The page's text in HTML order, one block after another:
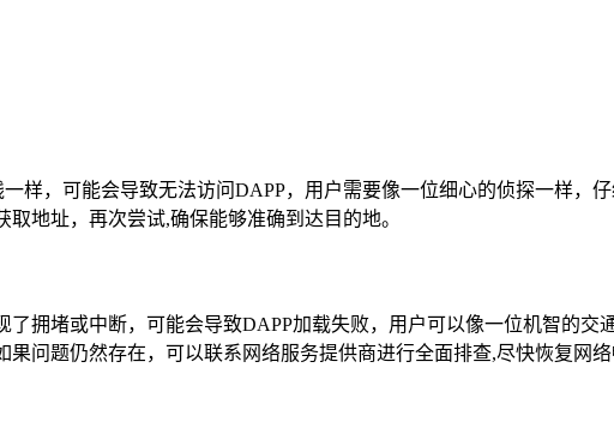
样，可能会导致无法访问DAPP，用户需要像一位细心的侦探一样，
地址，再次尝试,确保能够准确到达目的地。
拥堵或中断，可能会导致DAPP加载失败，用户可以像一位机智的
问题仍然存在，可以联系网络服务提供商进行全面排查,尽快恢复网络